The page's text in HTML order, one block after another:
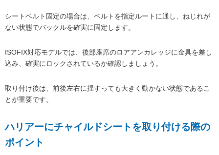
シートベルト固定の場合は、ベルトを指定ルートに通し、ねじれが
ない状態でバックルを確実に固定します。
ISOFIX対応モデルでは、後部座席のロアアンカレッジに金具を差し
込み、確実にロックされているか確認しましょう。
取り付け後は、前後左右に揺すっても大きく動かない状態であるこ
とが重要です。
ハリアーにチャイルドシートを取り付ける際の
ポイント